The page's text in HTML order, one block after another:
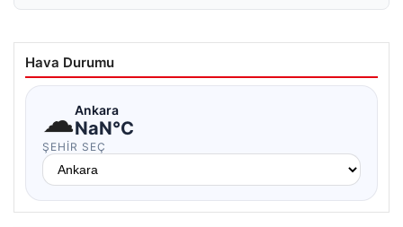
Hava Durumu
☁Ankara
NaN°C
ŞEHIR SEÇ